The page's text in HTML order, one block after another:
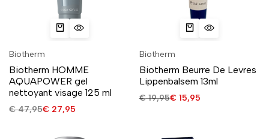
Biotherm
Biotherm HOMME
AQUAPOWER gel
nettoyant visage 125 ml
€47,95€ 27,95
Biotherm
Biotherm Beurre De Levres
Lippenbalsem 13ml
€19,95€15,95